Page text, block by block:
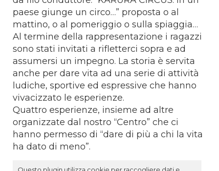
paese giunge un circo…” proposta o al
mattino, o al pomeriggio o sulla spiaggia…
Al termine della rappresentazione i ragazzi
sono stati invitati a rifletterci sopra e ad
assumersi un impegno. La storia è servita
anche per dare vita ad una serie di attività
ludiche, sportive ed espressive che hanno
vivacizzato le esperienze.
Quattro esperienze, insieme ad altre
organizzate dal nostro “Centro” che ci
hanno permesso di “dare di più a chi la vita
ha dato di meno”.
Questo plugin utilizza cookie per raccogliere dati e